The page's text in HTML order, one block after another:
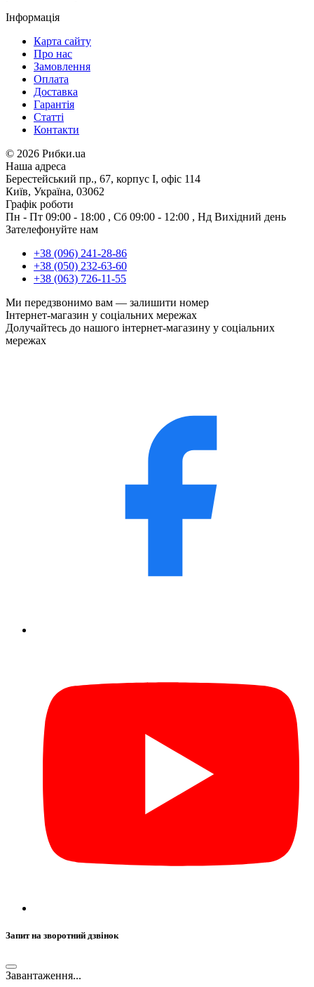
Інформація
Карта сайту
Про нас
Замовлення
Оплата
Доставка
Гарантія
Статті
Контакти
© 2026 Рибки.ua
Наша адреса
Берестейський пр., 67, корпус І, офіс 114
Київ, Україна, 03062
Графік роботи
Пн - Пт 09:00 - 18:00 , Сб 09:00 - 12:00 , Нд Вихідний день
Зателефонуйте нам
+38 (096) 241-28-86
+38 (050) 232-63-60
+38 (063) 726-11-55
Ми передзвонимо вам — залишити номер
Інтернет-магазин у соціальних мережах
Долучайтесь до нашого інтернет-магазину у соціальних
мережах
Запит на зворотний дзвінок
Завантаження...